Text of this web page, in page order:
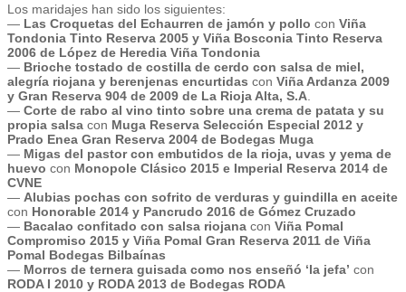
Los maridajes han sido los siguientes:
— Las Croquetas del Echaurren de jamón y pollo con Viña
Tondonia Tinto Reserva 2005 y Viña Bosconia Tinto Reserva
2006 de López de Heredia Viña Tondonia
— Brioche tostado de costilla de cerdo con salsa de miel,
alegría riojana y berenjenas encurtidas con Viña Ardanza 2009
y Gran Reserva 904 de 2009 de La Rioja Alta, S.A
— Corte de rabo al vino tinto sobre una crema de patata y su
propia salsa con Muga Reserva Selección Especial 2012 y
Prado Enea Gran Reserva 2004 de Bodegas Muga
— Migas del pastor con embutidos de la rioja, uvas y yema de
huevo con Monopole Clásico 2015 e Imperial Reserva 2014 de
CVNE
— Alubias pochas con sofrito de verduras y guindilla en aceite
con Honorable 2014 y Pancrudo 2016 de Gómez Cruzado
— Bacalao confitado con salsa riojana con Viña Pomal
Compromiso 2015 y Viña Pomal Gran Reserva 2011 de Viña
Pomal Bodegas Bilbaínas
— Morros de ternera guisada como nos enseñó ‘la jefa’ con
RODA I 2010 y RODA 2013 de Bodegas RODA